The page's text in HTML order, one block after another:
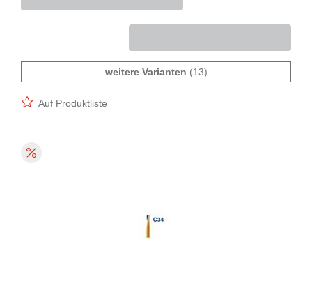
weitere Varianten (13)
Auf Produktliste